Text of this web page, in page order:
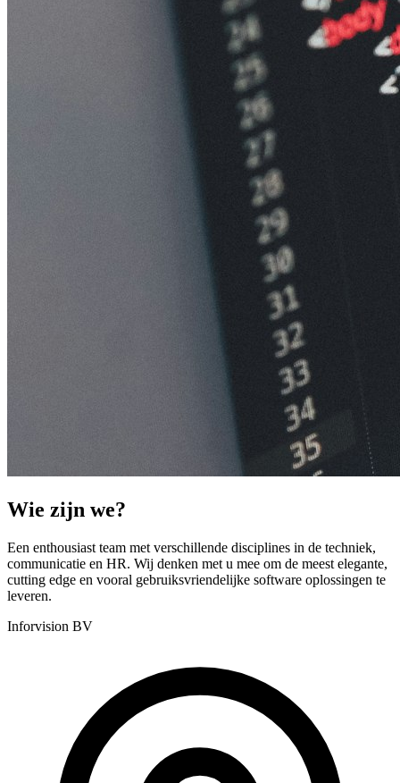
Wie zijn we?
Een enthousiast team met verschillende disciplines in de techniek,
communicatie en HR. Wij denken met u mee om de meest elegante,
cutting edge en vooral gebruiksvriendelijke software oplossingen te
leveren.
Inforvision BV